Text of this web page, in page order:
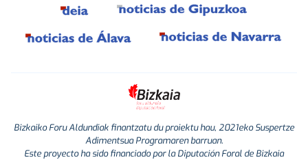
Bizkaiko Foru Aldundiak finantzatu du proiektu hau, 2021eko Suspertze
Adimentsua Programaren barruan.
Este proyecto ha sido financiado por la Diputación Foral de Bizkaia